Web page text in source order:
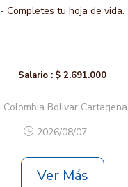
- Completes tu hoja de vida.
...
Salario : $ 2.691.000
Colombia Bolivar Cartagena
2026/08/07
Ver Más